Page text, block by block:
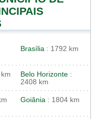
Brasília : 1792 km
Belo Horizonte :
2408 km
Goiânia : 1804 km